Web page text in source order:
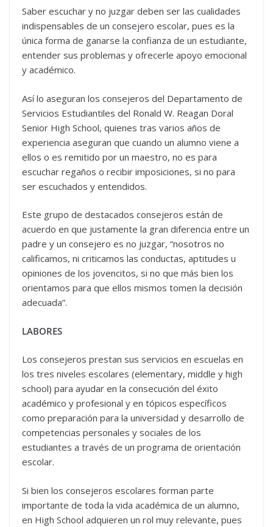
Saber escuchar y no juzgar deben ser las cualidades
indispensables de un consejero escolar, pues es la
única forma de ganarse la confianza de un estudiante,
entender sus problemas y ofrecerle apoyo emocional
y académico.
Así lo aseguran los consejeros del Departamento de
Servicios Estudiantiles del Ronald W. Reagan Doral
Senior High School, quienes tras varios años de
experiencia aseguran que cuando un alumno viene a
ellos o es remitido por un maestro, no es para
escuchar regaños o recibir imposiciones, si no para
ser escuchados y entendidos.
Este grupo de destacados consejeros están de
acuerdo en que justamente la gran diferencia entre un
padre y un consejero es no juzgar, “nosotros no
calificamos, ni criticamos las conductas, aptitudes u
opiniones de los jovencitos, si no que más bien los
orientamos para que ellos mismos tomen la decisión
adecuada”.
LABORES
Los consejeros prestan sus servicios en escuelas en
los tres niveles escolares (elementary, middle y high
school) para ayudar en la consecución del éxito
académico y profesional y en tópicos específicos
como preparación para la universidad y desarrollo de
competencias personales y sociales de los
estudiantes a través de un programa de orientación
escolar.
Si bien los consejeros escolares forman parte
importante de toda la vida académica de un alumno,
en High School adquieren un rol muy relevante, pues